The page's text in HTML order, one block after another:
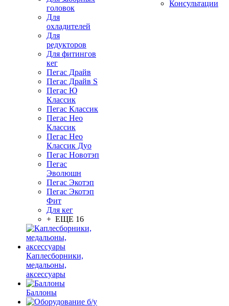
головок
Для
охладителей
Для
редукторов
Для фитингов
кег
Пегас Драйв
Пегас Драйв S
Пегас Ю
Классик
Пегас Классик
Пегас Нео
Классик
Пегас Нео
Классик Дуо
Пегас Новотэп
Пегас
Эволюшн
Пегас Экотэп
Пегас Экотэп
Фит
Для кег
+ ЕЩЕ 16
Каплесборники,
медальоны,
аксессуары
Баллоны
Консультации